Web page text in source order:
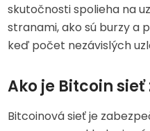
skutočnosti spolieha na
stranami, ako sú burzy a
keď počet nezávislých
Ako je Bitcoin
Bitcoinová sieť je